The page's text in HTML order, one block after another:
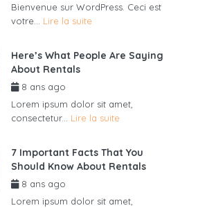
Bienvenue sur WordPress. Ceci est
votre... Lire la suite
Here’s What People Are Saying
About Rentals
8 ans ago
Lorem ipsum dolor sit amet,
consectetur... Lire la suite
7 Important Facts That You
Should Know About Rentals
8 ans ago
Lorem ipsum dolor sit amet,